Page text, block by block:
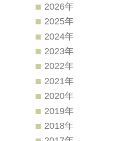
2026年
2025年
2024年
2023年
2022年
2021年
2020年
2019年
2018年